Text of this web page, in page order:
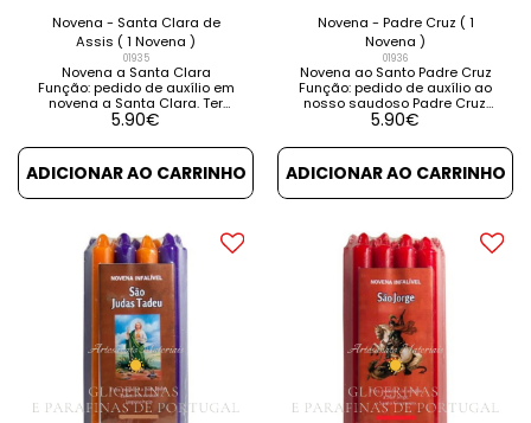
Novena - Santa Clara de
Assis ( 1 Novena )
01935
Novena a Santa Clara
Função: pedido de auxílio em
novena a Santa Clara. Ter
um oportunidade de
e orações. VER DETALHES VER
PRODUTOS RELACIONADOS
5.90€
ADICIONAR AO CARRINHO
Novena - Padre Cruz ( 1
Novena )
01936
Novena ao Santo Padre Cruz
Função: pedido de auxílio ao
nosso saudoso Padre Cruz.
Contém instruções e
PRODUTOS RELACIONADOS
5.90€
ADICIONAR AO CARRINHO